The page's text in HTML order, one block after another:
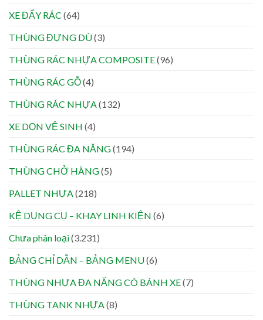
XE ĐẨY RÁC (64)
THÙNG ĐỰNG DÙ(3)
THÙNG RÁC NHỰA COMPOSITE(96)
THÙNG RÁC GỖ(4)
THÙNG RÁC NHỰA(132)
XE DỌN VỆ SINH (4)
THÙNG RÁC ĐA NĂNG(194)
THÙNG CHỞ HÀNG(5)
PALLET NHỰA(218)
KỆ DỤNG CỤ – KHAY LINH KIỆN (6)
Chưa phân loại(3.231)
BẢNG CHỈ DẪN – BẢNG MENU(6)
THÙNG NHỰA ĐA NĂNG CÓ BÁNH XE(7)
THÙNG TANK NHỰA(8)